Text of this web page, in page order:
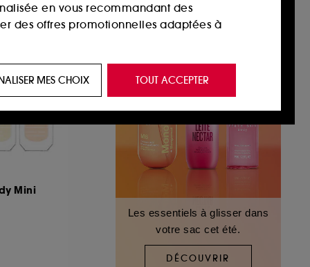
Mini
Les essentiels à glisser dans
votre sac cet été.
DÉCOUVRIR
en vous recommandant des
des offres promotionnelles adaptées à
vous plaire via des publicités, y compris
navigation sur notre site afin d’en
fraudes aux moyens de paiement et les
du site, tel que les cookies
d’accéder à votre compte lors
TOUT ACCEPTER
MES CHOIX